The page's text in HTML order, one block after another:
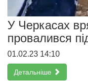
У Черкасах
провалився
01.02.23 14:10
Детальніше